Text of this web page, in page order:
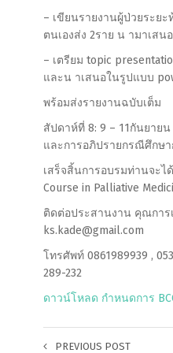
– เขียนรายงานผู้ป่วยระย
ตนเองส่ง 2ราย น ามาเส
– เตรียม topic
และน าเสนอในรูปแบบ
พร้อมส่งรายงานฉบับเต็ม
สัปดาห์ที่ 8: 9 – 11กันยาย
และการอภิปรายกรณีศึกษ
เสร็จสิ้นการอบรมท่านจะไ
Course in Palliative
ติดต่อประสานงาน คุณกา
ks.kade@gmail.com
โทรศัพท์ 0861989939 ,
289-232
ดาวน์โหลด กำหนดการ
PREVIOUS POST